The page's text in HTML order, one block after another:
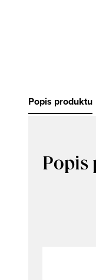
Popis produktu
Popis